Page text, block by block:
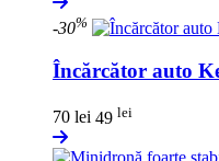
-30%
Încărcător auto
70 lei 49 lei